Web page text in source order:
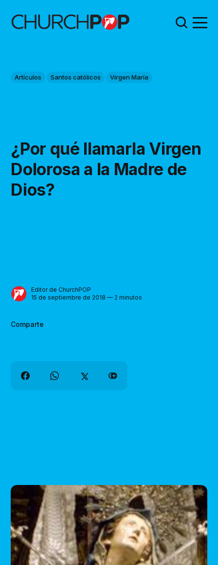
Artículos Santos católicos Virgen María
¿Por qué llamarla Virgen
Dolorosa a la Madre de
Dios?
Editor de ChurchPOP
15 de septiembre de 2018 — 2 minutos
Comparte